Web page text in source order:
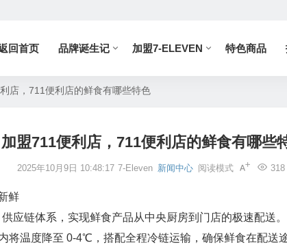
回首页 品牌诞生记 加盟7-ELEVEN 特色商品
店，711便利店的鲜食有哪些特色
加盟711便利店，711便利店的鲜食有哪些
2025年10月9日 10:48:17 7-Eleven 新闻中心 318
阅读模式
鲜
供应链体系，实现鲜食产品从中央厨房到门店的极速配送
将温度降至 0-4℃，搭配全程冷链运输，确保鲜食在配送